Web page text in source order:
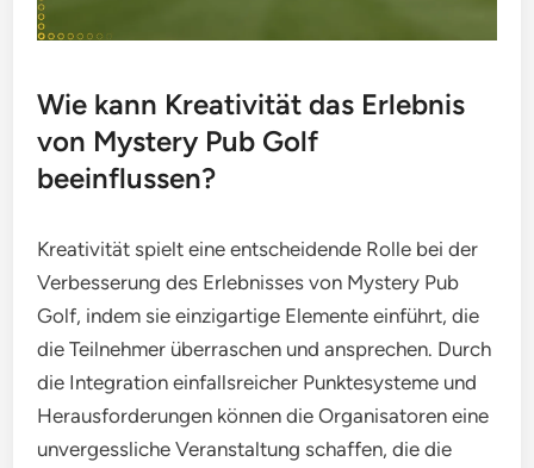
Wie kann Kreativität das Erlebnis
von Mystery Pub Golf
beeinflussen?
Kreativität spielt eine entscheidende Rolle bei der
Verbesserung des Erlebnisses von Mystery Pub
Golf, indem sie einzigartige Elemente einführt, die
die Teilnehmer überraschen und ansprechen. Durch
die Integration einfallsreicher Punktesysteme und
Herausforderungen können die Organisatoren eine
unvergessliche Veranstaltung schaffen, die die